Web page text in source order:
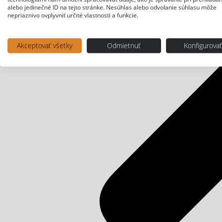
alebo jedinečné ID na tejto stránke. Nesúhlas alebo odvolanie súhlasu môže
nepriaznivo ovplyvniť určité vlastnosti a funkcie.
Akceptovať všetky Odmietnuť Konfigurovať